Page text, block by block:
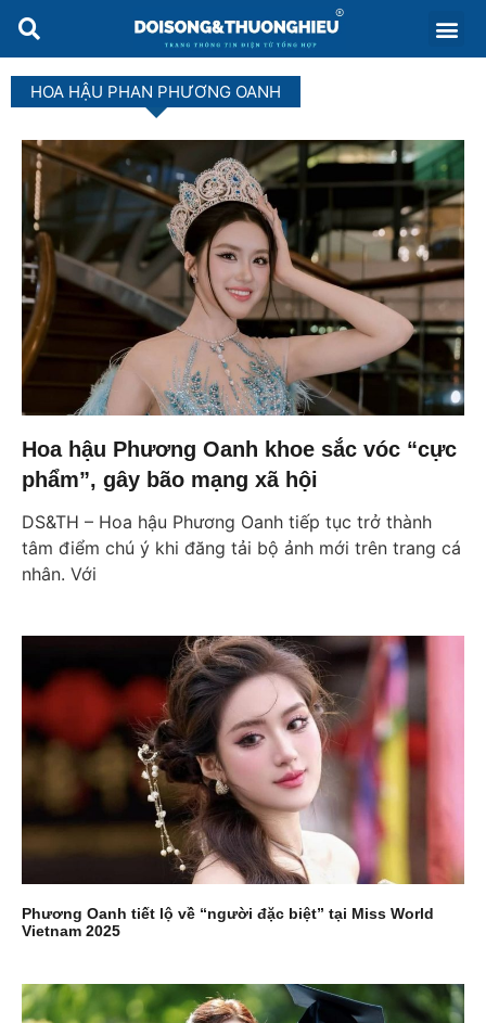
HOA HẬU PHAN PHƯƠNG OANH
Hoa hậu Phương Oanh khoe sắc vóc “cực
phẩm”, gây bão mạng xã hội
DS&TH – Hoa hậu Phương Oanh tiếp tục trở thành
tâm điểm chú ý khi đăng tải bộ ảnh mới trên trang cá
nhân. Với
Phương Oanh tiết lộ về “người đặc biệt” tại Miss World
Vietnam 2025